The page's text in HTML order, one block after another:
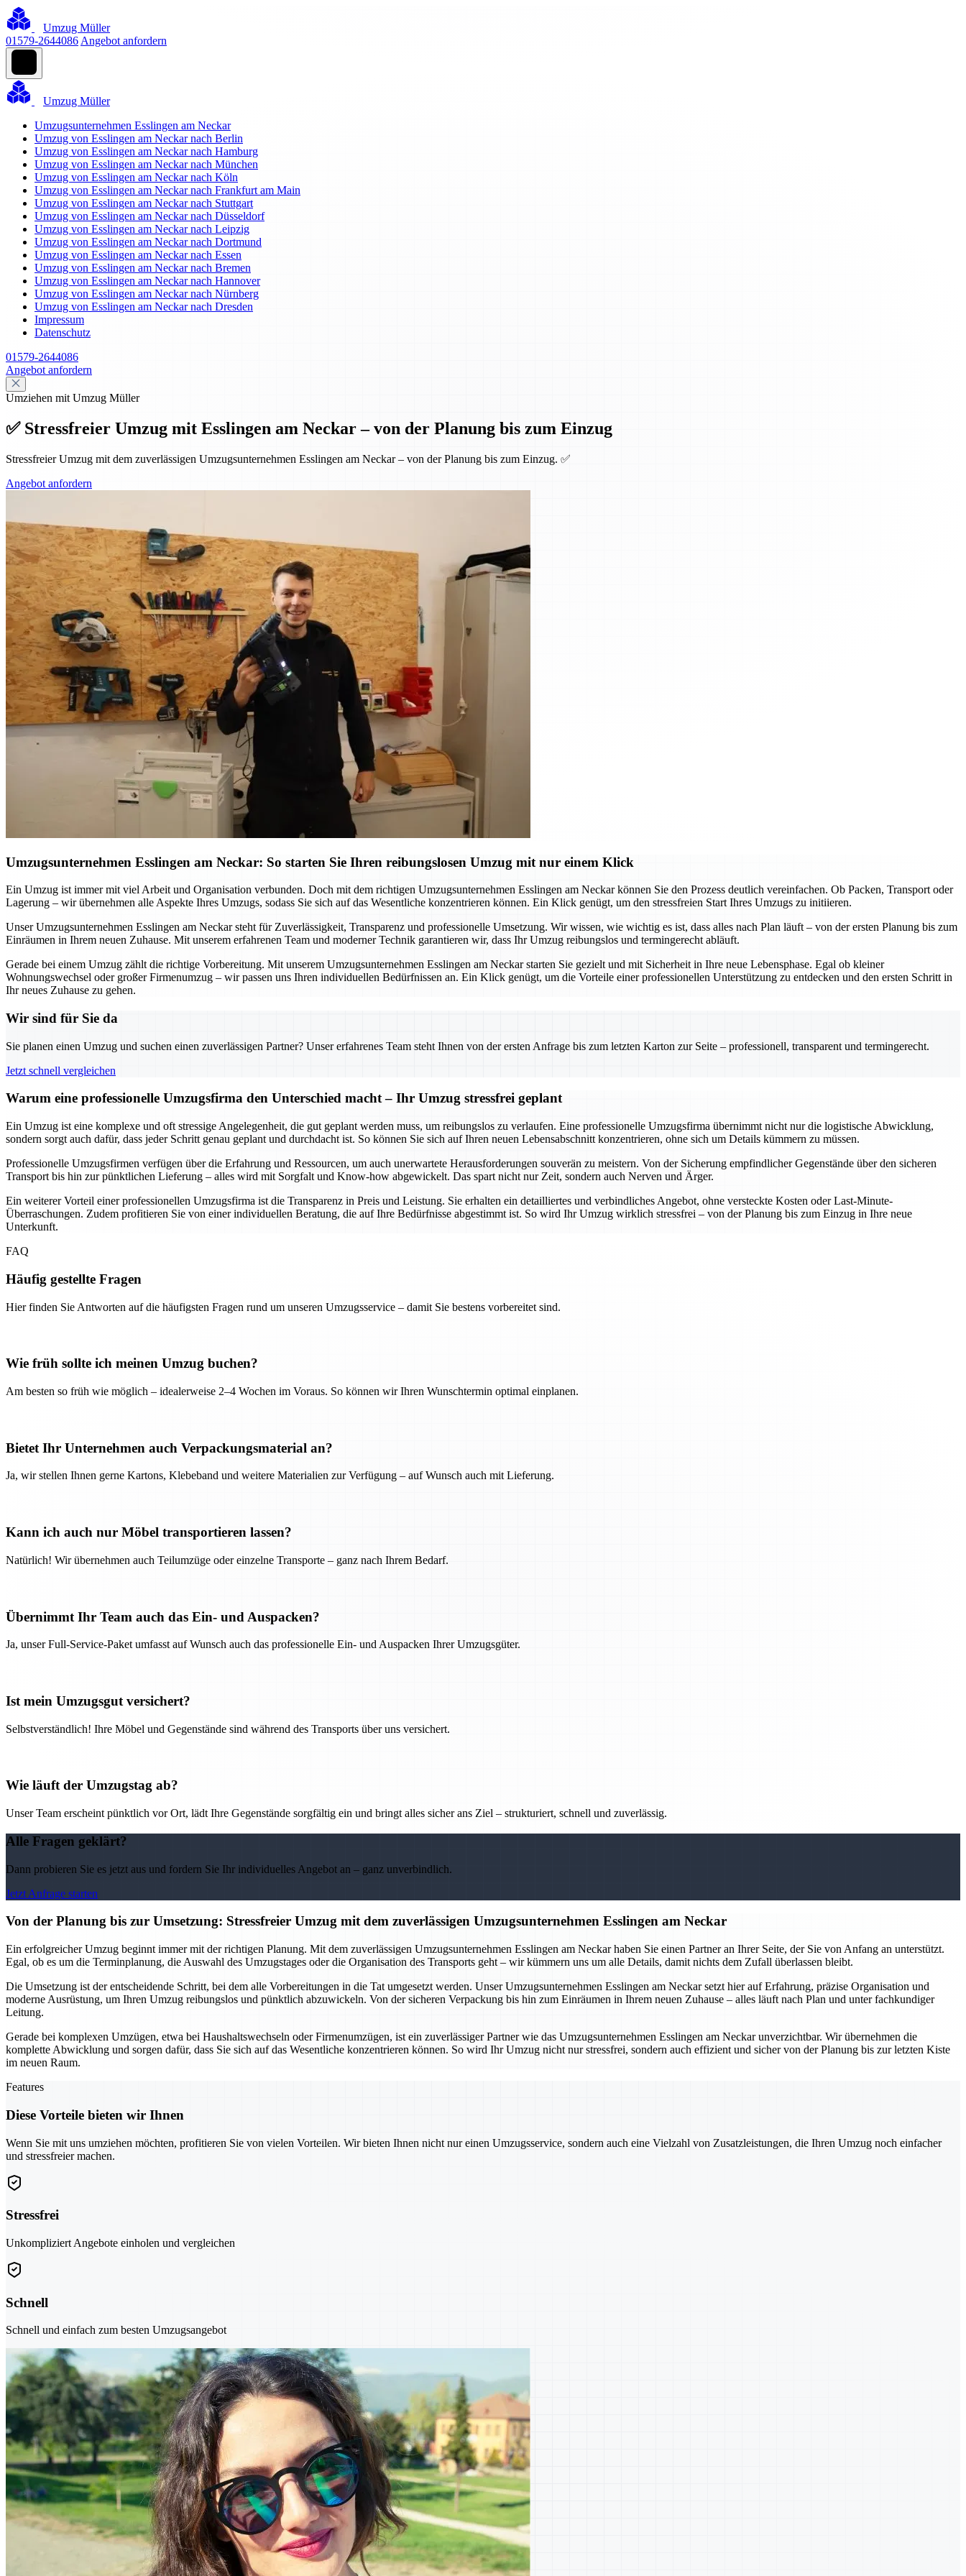
Umzug Müller
01579-2644086 Angebot anfordern
Umzug Müller
Umzugsunternehmen Esslingen am Neckar
Umzug von Esslingen am Neckar nach Berlin
Umzug von Esslingen am Neckar nach Hamburg
Umzug von Esslingen am Neckar nach München
Umzug von Esslingen am Neckar nach Köln
Umzug von Esslingen am Neckar nach Frankfurt am Main
Umzug von Esslingen am Neckar nach Stuttgart
Umzug von Esslingen am Neckar nach Düsseldorf
Umzug von Esslingen am Neckar nach Leipzig
Umzug von Esslingen am Neckar nach Dortmund
Umzug von Esslingen am Neckar nach Essen
Umzug von Esslingen am Neckar nach Bremen
Umzug von Esslingen am Neckar nach Hannover
Umzug von Esslingen am Neckar nach Nürnberg
Umzug von Esslingen am Neckar nach Dresden
Impressum
Datenschutz
01579-2644086
Angebot anfordern
Umziehen mit Umzug Müller
✅ Stressfreier Umzug mit Esslingen am Neckar – von der Planung bis zum Einzug
Stressfreier Umzug mit dem zuverlässigen Umzugsunternehmen Esslingen am Neckar – von der Planung bis zum Einzug. ✅
Angebot anfordern
Umzugsunternehmen Esslingen am Neckar: So starten Sie Ihren reibungslosen Umzug mit nur einem Klick
Ein Umzug ist immer mit viel Arbeit und Organisation verbunden. Doch mit dem richtigen Umzugsunternehmen Esslingen am Neckar können Sie den Prozess deutlich vereinfachen. Ob Packen, Transport oder
Lagerung – wir übernehmen alle Aspekte Ihres Umzugs, sodass Sie sich auf das Wesentliche konzentrieren können. Ein Klick genügt, um den stressfreien Start Ihres Umzugs zu initiieren.
Unser Umzugsunternehmen Esslingen am Neckar steht für Zuverlässigkeit, Transparenz und professionelle Umsetzung. Wir wissen, wie wichtig es ist, dass alles nach Plan läuft – von der ersten Planung bis zum
Einräumen in Ihrem neuen Zuhause. Mit unserem erfahrenen Team und moderner Technik garantieren wir, dass Ihr Umzug reibungslos und termingerecht abläuft.
Gerade bei einem Umzug zählt die richtige Vorbereitung. Mit unserem Umzugsunternehmen Esslingen am Neckar starten Sie gezielt und mit Sicherheit in Ihre neue Lebensphase. Egal ob kleiner
Wohnungswechsel oder großer Firmenumzug – wir passen uns Ihren individuellen Bedürfnissen an. Ein Klick genügt, um die Vorteile einer professionellen Unterstützung zu entdecken und den ersten Schritt in
Ihr neues Zuhause zu gehen.
Wir sind für Sie da
Sie planen einen Umzug und suchen einen zuverlässigen Partner? Unser erfahrenes Team steht Ihnen von der ersten Anfrage bis zum letzten Karton zur Seite – professionell, transparent und termingerecht.
Jetzt schnell vergleichen
Warum eine professionelle Umzugsfirma den Unterschied macht – Ihr Umzug stressfrei geplant
Ein Umzug ist eine komplexe und oft stressige Angelegenheit, die gut geplant werden muss, um reibungslos zu verlaufen. Eine professionelle Umzugsfirma übernimmt nicht nur die logistische Abwicklung,
sondern sorgt auch dafür, dass jeder Schritt genau geplant und durchdacht ist. So können Sie sich auf Ihren neuen Lebensabschnitt konzentrieren, ohne sich um Details kümmern zu müssen.
Professionelle Umzugsfirmen verfügen über die Erfahrung und Ressourcen, um auch unerwartete Herausforderungen souverän zu meistern. Von der Sicherung empfindlicher Gegenstände über den sicheren
Transport bis hin zur pünktlichen Lieferung – alles wird mit Sorgfalt und Know-how abgewickelt. Das spart nicht nur Zeit, sondern auch Nerven und Ärger.
Ein weiterer Vorteil einer professionellen Umzugsfirma ist die Transparenz in Preis und Leistung. Sie erhalten ein detailliertes und verbindliches Angebot, ohne versteckte Kosten oder Last-Minute-
Überraschungen. Zudem profitieren Sie von einer individuellen Beratung, die auf Ihre Bedürfnisse abgestimmt ist. So wird Ihr Umzug wirklich stressfrei – von der Planung bis zum Einzug in Ihre neue
Unterkunft.
FAQ
Häufig gestellte Fragen
Hier finden Sie Antworten auf die häufigsten Fragen rund um unseren Umzugsservice – damit Sie bestens vorbereitet sind.
Wie früh sollte ich meinen Umzug buchen?
Am besten so früh wie möglich – idealerweise 2–4 Wochen im Voraus. So können wir Ihren Wunschtermin optimal einplanen.
Bietet Ihr Unternehmen auch Verpackungsmaterial an?
Ja, wir stellen Ihnen gerne Kartons, Klebeband und weitere Materialien zur Verfügung – auf Wunsch auch mit Lieferung.
Kann ich auch nur Möbel transportieren lassen?
Natürlich! Wir übernehmen auch Teilumzüge oder einzelne Transporte – ganz nach Ihrem Bedarf.
Übernimmt Ihr Team auch das Ein- und Auspacken?
Ja, unser Full-Service-Paket umfasst auf Wunsch auch das professionelle Ein- und Auspacken Ihrer Umzugsgüter.
Ist mein Umzugsgut versichert?
Selbstverständlich! Ihre Möbel und Gegenstände sind während des Transports über uns versichert.
Wie läuft der Umzugstag ab?
Unser Team erscheint pünktlich vor Ort, lädt Ihre Gegenstände sorgfältig ein und bringt alles sicher ans Ziel – strukturiert, schnell und zuverlässig.
Alle Fragen geklärt?
Dann probieren Sie es jetzt aus und fordern Sie Ihr individuelles Angebot an – ganz unverbindlich.
Jetzt Anfrage starten
Von der Planung bis zur Umsetzung: Stressfreier Umzug mit dem zuverlässigen Umzugsunternehmen Esslingen am Neckar
Ein erfolgreicher Umzug beginnt immer mit der richtigen Planung. Mit dem zuverlässigen Umzugsunternehmen Esslingen am Neckar haben Sie einen Partner an Ihrer Seite, der Sie von Anfang an unterstützt.
Egal, ob es um die Terminplanung, die Auswahl des Umzugstages oder die Organisation des Transports geht – wir kümmern uns um alle Details, damit nichts dem Zufall überlassen bleibt.
Die Umsetzung ist der entscheidende Schritt, bei dem alle Vorbereitungen in die Tat umgesetzt werden. Unser Umzugsunternehmen Esslingen am Neckar setzt hier auf Erfahrung, präzise Organisation und
moderne Ausrüstung, um Ihren Umzug reibungslos und pünktlich abzuwickeln. Von der sicheren Verpackung bis hin zum Einräumen in Ihrem neuen Zuhause – alles läuft nach Plan und unter fachkundiger
Leitung.
Gerade bei komplexen Umzügen, etwa bei Haushaltswechseln oder Firmenumzügen, ist ein zuverlässiger Partner wie das Umzugsunternehmen Esslingen am Neckar unverzichtbar. Wir übernehmen die
komplette Abwicklung und sorgen dafür, dass Sie sich auf das Wesentliche konzentrieren können. So wird Ihr Umzug nicht nur stressfrei, sondern auch effizient und sicher von der Planung bis zur letzten Kiste
im neuen Raum.
Features
Diese Vorteile bieten wir Ihnen
Wenn Sie mit uns umziehen möchten, profitieren Sie von vielen Vorteilen. Wir bieten Ihnen nicht nur einen Umzugsservice, sondern auch eine Vielzahl von Zusatzleistungen, die Ihren Umzug noch einfacher
und stressfreier machen.
Stressfrei
Unkompliziert Angebote einholen und vergleichen
Schnell
Schnell und einfach zum besten Umzugsangebot